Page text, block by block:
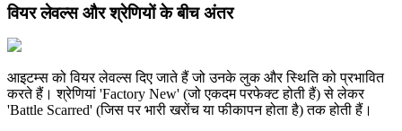
वियर लेवल्स और श्रेणियों के बीच अंतर
आइटम्स को वियर लेवल्स दिए जाते हैं जो उनके लुक और स्थिति को प्रभावित
करते हैं। श्रेणियां 'Factory New' (जो एकदम परफेक्ट होती हैं) से लेकर
'Battle Scarred' (जिस पर भारी खरोंच या फीकापन होता है) तक होती हैं।